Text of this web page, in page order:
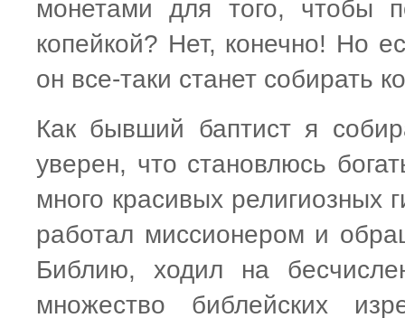
монетами для того, чтобы
копейкой? Нет, конечно! Но
он все-таки станет собирать
Как бывший баптист я
уверен, что становлюсь
много красивых религиозных
работал миссионером и
Библию, ходил на
множество библейских